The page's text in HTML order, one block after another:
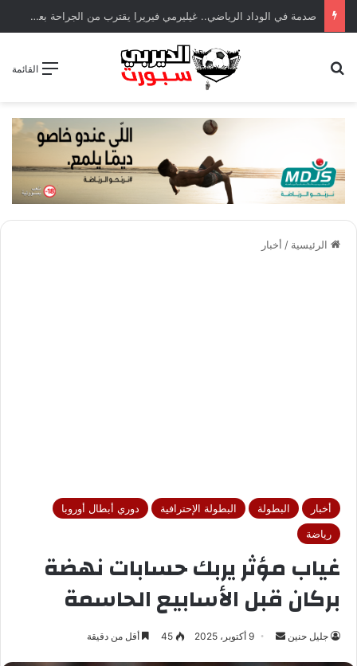
صدمة في الوداد الرياضي.. غيليرمي فيريرا يقترب من الجراحة بعد قطع في الرباط الصليبي
القائمة
الرئيسية / أخبار
أخبار البطولة البطولة الإحترافية
دوري أبطال أوروبا
رياضة
غياب مؤثر يربك حسابات نهضة
بركان قبل الأسابيع الحاسمة
جليل حنين 9 أكتوبر، 2025 45 أقل من دقيقة